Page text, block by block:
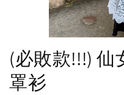
(必敗款!!!) 仙
罩衫